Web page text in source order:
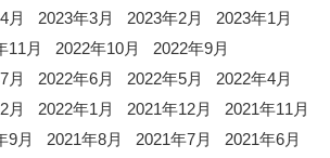
月 2023年3月 2023年2月
2023年1月
11月 2022年10月
2022年9月
月 2022年6月 2022年5月
2022年4月
月 2022年1月 2021年12月
2021年11月
9月 2021年8月 2021年7月
2021年6月